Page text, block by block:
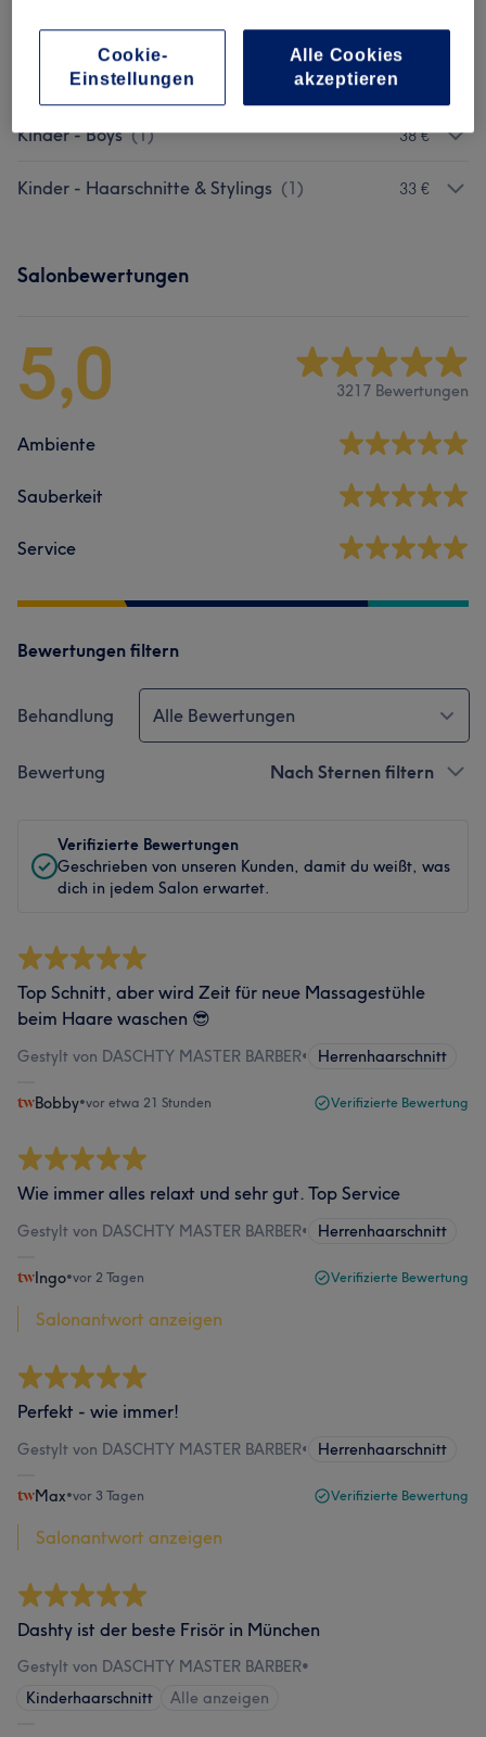
Herren - Haarschnitte & Bart (9) ab 26 €
Herren - Kosmetik (4) ab 8 €
Kinder - Boys (1) 38 €
Kinder - Haarschnitte & Stylings (1) 33 €
Salonbewertungen
5,0 3217 Bewertungen
Ambiente
Sauberkeit
Service
Bewertungen filtern
Behandlung Alle Bewertungen
Bewertung Nach Sternen filtern
Verifizierte Bewertungen
Geschrieben von unseren Kunden, damit du weißt, was
dich in jedem Salon erwartet.
Top Schnitt, aber wird Zeit für neue Massagestühle
beim Haare waschen 😎
Gestylt von DASCHTY MASTER BARBER• Herrenhaarschnitt
Bobby•vor etwa 21 Stunden Verifizierte Bewertung
Wie immer alles relaxt und sehr gut. Top Service
Gestylt von DASCHTY MASTER BARBER• Herrenhaarschnitt
Ingo•vor 2 Tagen Verifizierte Bewertung
Salonantwort anzeigen
Perfekt - wie immer!
Gestylt von DASCHTY MASTER BARBER• Herrenhaarschnitt
Max•vor 3 Tagen Verifizierte Bewertung
Salonantwort anzeigen
Dashty ist der beste Frisör in München
Gestylt von DASCHTY MASTER BARBER•
Kinderhaarschnitt
Alle anzeigen
Cookie-
Einstellungen
Alle Cookies
akzeptieren